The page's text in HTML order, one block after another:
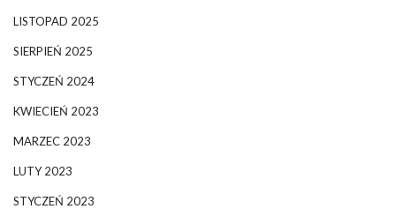
LISTOPAD 2025
SIERPIEŃ 2025
STYCZEŃ 2024
KWIECIEŃ 2023
MARZEC 2023
LUTY 2023
STYCZEŃ 2023